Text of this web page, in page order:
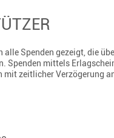
alle Spenden gezeigt, die
Spenden mittels
mit zeitlicher Verzögerung